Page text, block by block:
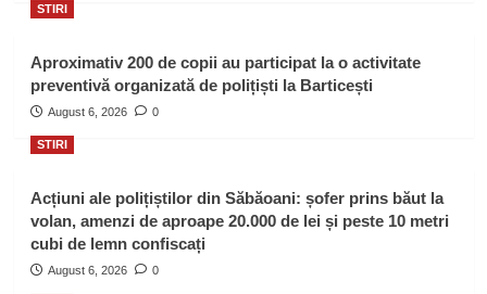
STIRI
Aproximativ 200 de copii au participat la o activitate
preventivă organizată de polițiști la Barticești
August 6, 2026 0
STIRI
Acțiuni ale polițiștilor din Săbăoani: șofer prins băut la
volan, amenzi de aproape 20.000 de lei și peste 10 metri
cubi de lemn confiscați
August 6, 2026 0